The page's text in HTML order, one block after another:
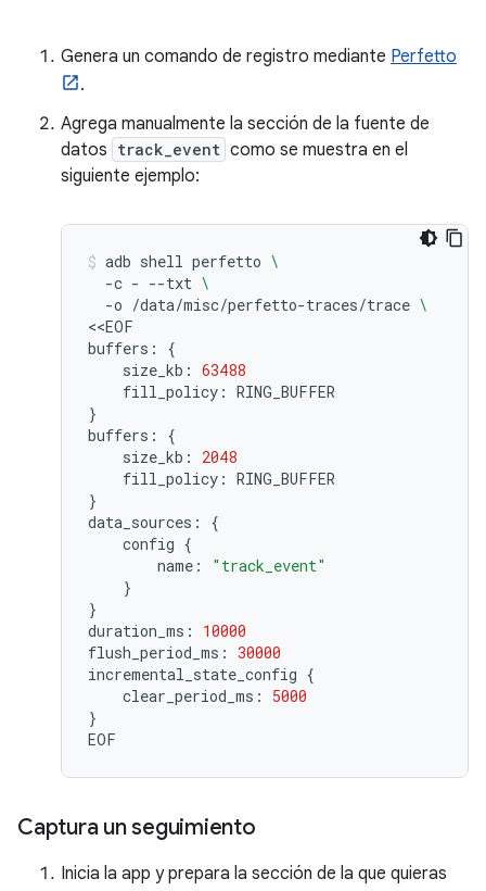
Genera un comando de registro mediante Perfetto
.
Agrega manualmente la sección de la fuente de
datos track_event como se muestra en el
siguiente ejemplo:
adb shell perfetto \
-c - --txt \
-o /data/misc/perfetto-traces/trace \
<<EOF
buffers:
{
size_kb: 63488
fill_policy:
}
buffers:
{
size_kb:
2048
fill_policy:
}
data_sources:
{
config {
name:
"track_event"
}
}
duration_ms:
10000
flush_period_ms: 30000
incremental_state_config {
clear_period_ms:
5000
}
EOF
Captura un seguimiento
Inicia la app y prepara la sección de la que quieras